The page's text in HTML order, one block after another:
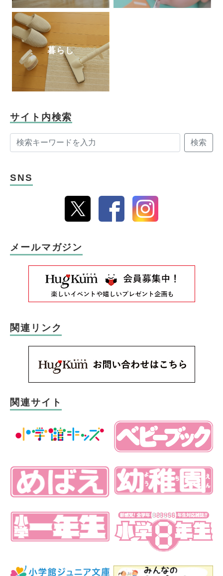
暮らし
サイト内検索
検索
SNS
メールマガジン
関連リンク
関連サイト